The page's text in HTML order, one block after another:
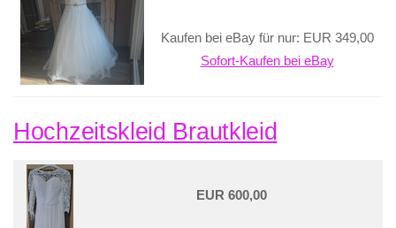
Kaufen bei eBay für nur: EUR 349,00
Sofort-Kaufen bei eBay
Hochzeitskleid Brautkleid
EUR 600,00